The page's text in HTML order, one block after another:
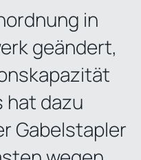
in
geändert,
hat dazu
Gabelstapler